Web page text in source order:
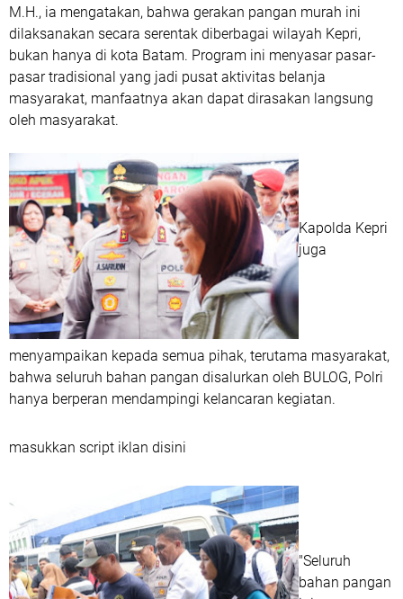
M.H., ia mengatakan, bahwa gerakan pangan murah ini
dilaksanakan secara serentak diberbagai wilayah Kepri,
bukan hanya di kota Batam. Program ini menyasar pasar-
pasar tradisional yang jadi pusat aktivitas belanja
masyarakat, manfaatnya akan dapat dirasakan langsung
oleh masyarakat.
Kapolda Kepri
juga
menyampaikan kepada semua pihak, terutama masyarakat,
bahwa seluruh bahan pangan disalurkan oleh BULOG, Polri
hanya berperan mendampingi kelancaran kegiatan.
masukkan script iklan disini
"Seluruh
bahan pangan